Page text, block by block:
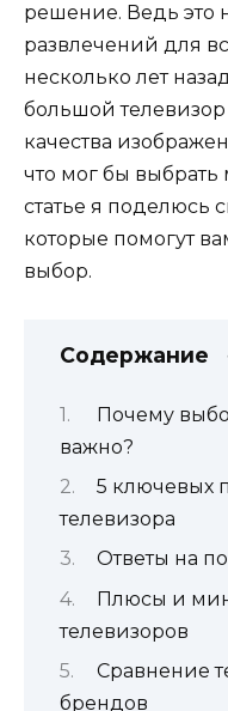
решение. Ведь это
развлечений для
несколько лет
большой телевизор
качества
что мог бы
статье я поделюсь
которые помогут
выбор.
Содержание
Почему
важно?
5 ключевых
телевизора
Ответы на
Плюсы и
телевизоров
Сравнение
брендов